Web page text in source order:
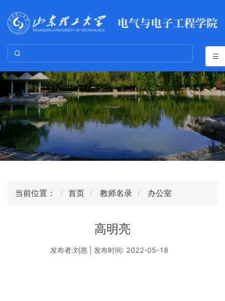
当前位置： 首页 教师名录 办公室
高明亮
发布者:刘惠 | 发布时间: 2022-05-18